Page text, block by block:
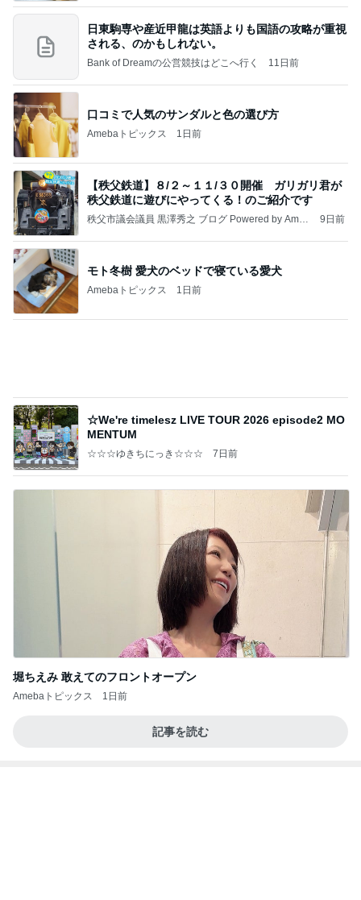
日東駒専や産近甲龍は英語よりも国語の攻略が重視
される、のかもしれない。
Bank of Dreamの公営競技はどこへ行く 11日前
口コミで人気のサンダルと色の選び方
Amebaトピックス 1日前
【秩父鉄道】８/２～１１/３０開催 ガリガリ君が
秩父鉄道に遊びにやってくる！のご紹介です
秩父市議会議員 黒澤秀之 ブログ Powered by Ameb
9日前
モト冬樹 愛犬のベッドで寝ている愛犬
Amebaトピックス 1日前
☆We're timelesz LIVE TOUR 2026 episode2 MO
MENTUM
☆☆☆ゆきちにっき☆☆☆ 7日前
堀ちえみ 敢えてのフロントオープン
Amebaトピックス 1日前
記事を読む